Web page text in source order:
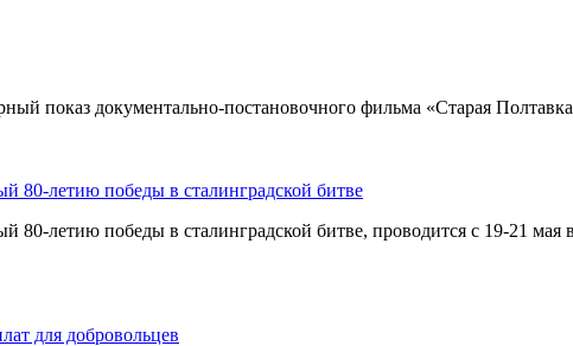
показ документально-постановочного фильма «Старая
летию победы в сталинградской битве
летию победы в сталинградской битве, проводится с 19-21 мая
для добровольцев